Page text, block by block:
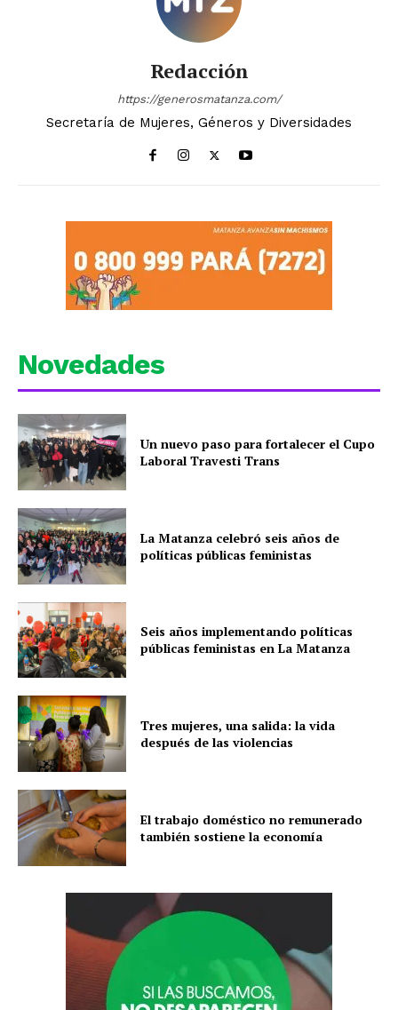
Redacción
https://generosmatanza.com/
Secretaría de Mujeres, Géneros y Diversidades
Novedades
Un nuevo paso para fortalecer el Cupo
Laboral Travesti Trans
La Matanza celebró seis años de
políticas públicas feministas
Seis años implementando políticas
públicas feministas en La Matanza
Tres mujeres, una salida: la vida
después de las violencias
El trabajo doméstico no remunerado
también sostiene la economía